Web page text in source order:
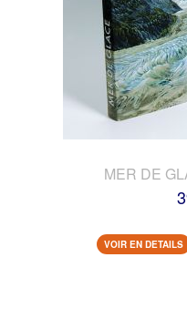
MER DE
VOIR EN DETAILS